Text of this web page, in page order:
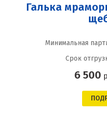
Галька
Минимальная
Срок
6 500